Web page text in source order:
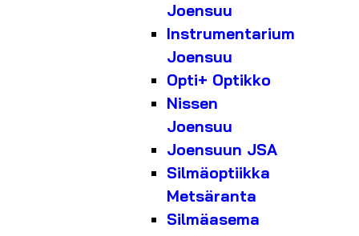
Joensuu
Instrumentarium
Joensuu
Opti+ Optikko
Nissen
Joensuu
Joensuun JSA
Silmäoptiikka
Metsäranta
Silmäasema